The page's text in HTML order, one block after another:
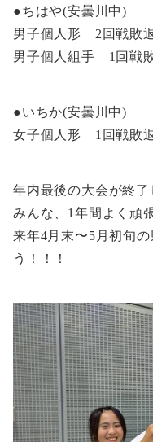
●ちはや(安曇川中)
男子個人形 2回戦敗
男子個人組手 1回戦
●いちか(安曇川中)
女子個人形 1回戦敗
年内最後の大会が終了
みんな、1年間よく頑
来年4月末〜5月初旬
う！！！